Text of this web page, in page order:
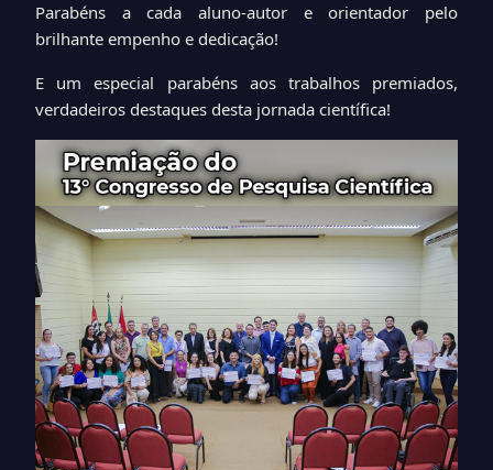
Parabéns a cada aluno-autor e orientador pelo
brilhante empenho e dedicação!
E um especial parabéns aos trabalhos premiados,
verdadeiros destaques desta jornada científica!